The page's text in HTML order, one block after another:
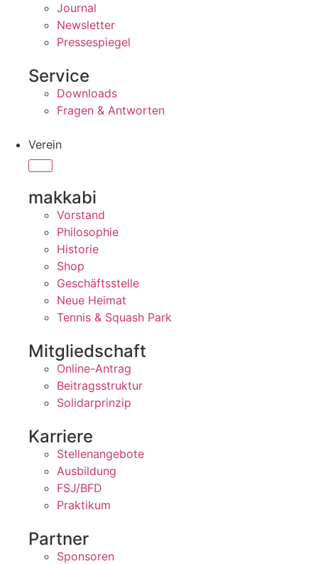
Journal
Newsletter
Pressespiegel
Service
Downloads
Fragen & Antworten
Verein
makkabi
Vorstand
Philosophie
Historie
Shop
Geschäftsstelle
Neue Heimat
Tennis & Squash Park
Mitgliedschaft
Online-Antrag
Beitragsstruktur
Solidarprinzip
Karriere
Stellenangebote
Ausbildung
FSJ/BFD
Praktikum
Partner
Sponsoren